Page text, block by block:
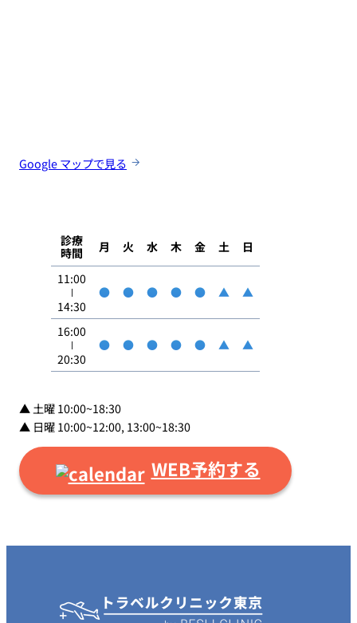
Google マップで見る
診療
時間
月 火 水 木 金 土
日
11:00
14:30
● ● ● ● ● ▲ ▲
16:00
20:30
● ● ● ● ● ▲ ▲
▲ 土曜 10:00~18:30
▲ 日曜 10:00~12:00, 13:00~18:30
WEB予約する